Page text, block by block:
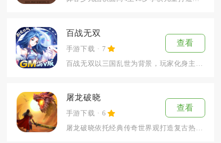
百战无双
手游下载 7
查看
屠龙破晓
手游下载 6
查看